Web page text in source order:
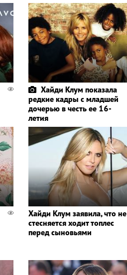
Хайди Клум показала
редкие кадры с младшей
дочерью в честь ее 16-
летия
Хайди Клум заявила, что не
стесняется ходит топлес
перед сыновьями